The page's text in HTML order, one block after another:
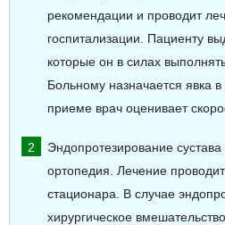
рекомендации и проводит
госпитализации. Пациенту
которые он в силах
Больному назначается явка
приеме врач оценивает
Эндопротезирование сустава
ортопедия. Лечение
стационара. В случае
хирургическое